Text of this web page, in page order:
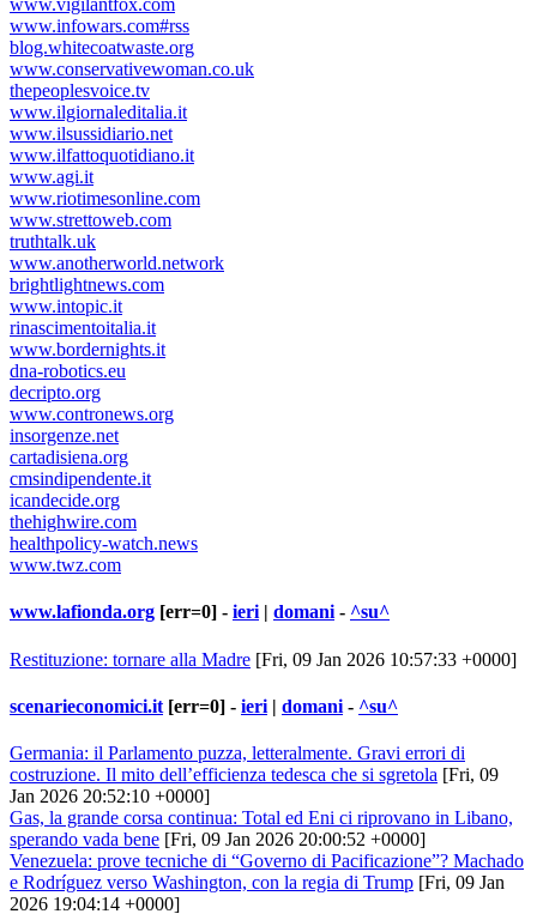
www.vigilantfox.com
www.infowars.com#rss
blog.whitecoatwaste.org
www.conservativewoman.co.uk
thepeoplesvoice.tv
www.ilgiornaleditalia.it
www.ilsussidiario.net
www.ilfattoquotidiano.it
www.agi.it
www.riotimesonline.com
www.strettoweb.com
truthtalk.uk
www.anotherworld.network
brightlightnews.com
www.intopic.it
rinascimentoitalia.it
www.bordernights.it
dna-robotics.eu
decripto.org
www.contronews.org
insorgenze.net
cartadisiena.org
cmsindipendente.it
icandecide.org
thehighwire.com
healthpolicy-watch.news
www.twz.com
www.lafionda.org [err=0] - ieri | domani - ^su^
Restituzione: tornare alla Madre [Fri, 09 Jan 2026 10:57:33 +0000]
scenarieconomici.it [err=0] - ieri | domani - ^su^
Germania: il Parlamento puzza, letteralmente. Gravi errori di
costruzione. Il mito dell’efficienza tedesca che si sgretola [Fri, 09
Jan 2026 20:52:10 +0000]
Gas, la grande corsa continua: Total ed Eni ci riprovano in Libano,
sperando vada bene [Fri, 09 Jan 2026 20:00:52 +0000]
Venezuela: prove tecniche di “Governo di Pacificazione”? Machado
e Rodríguez verso Washington, con la regia di Trump [Fri, 09 Jan
2026 19:04:14 +0000]